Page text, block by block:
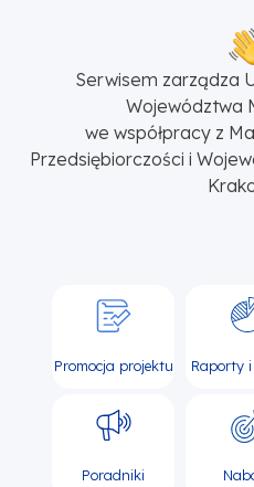
Serwisem zarządza
Województwa
we współpracy z
Przedsiębiorczości i
Promocja projektu Raporty
Poradniki